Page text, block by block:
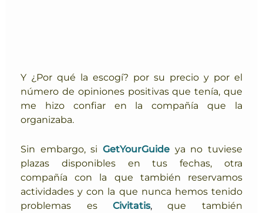
Y ¿Por qué la escogí? por su precio y por el
número de opiniones positivas que tenía, que
me hizo confiar en la compañía que la
organizaba.
Sin embargo, si GetYourGuide ya no tuviese
plazas disponibles en tus fechas, otra
compañía con la que también reservamos
actividades y con la que nunca hemos tenido
problemas es
Civitatis,que también